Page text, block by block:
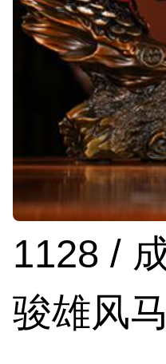
1128 /
骏雄风